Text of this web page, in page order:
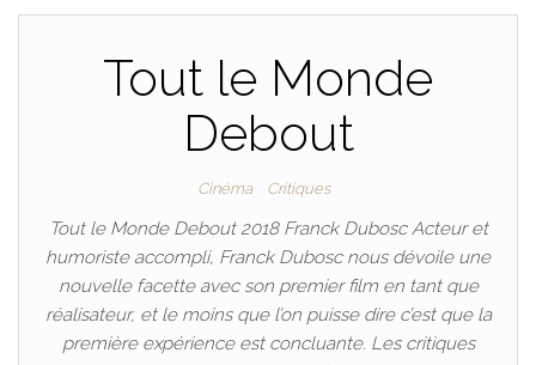
Tout le Monde
Debout
Cinéma Critiques
Tout le Monde Debout 2018 Franck Dubosc Acteur et
humoriste accompli, Franck Dubosc nous dévoile une
nouvelle facette avec son premier film en tant que
réalisateur, et le moins que l’on puisse dire c’est que la
première expérience est concluante. Les critiques